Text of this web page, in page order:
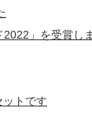
2022」を受賞し
トです